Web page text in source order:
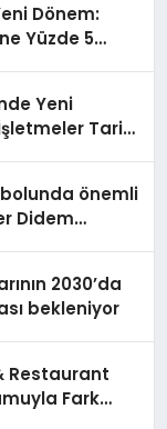
Dönem:
Yüzde 5
Yeni
Tarih
önemli
Didem
2030’da
bekleniyor
Restaurant
Fark